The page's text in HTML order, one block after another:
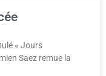
« Jours
Saez remue la